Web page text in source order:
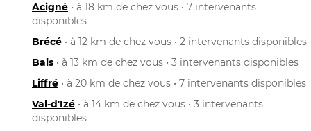
Acigné • à 18 km de chez vous • 7 intervenants
disponibles
Brécé • à 12 km de chez vous • 2 intervenants disponibles
Bais • à 13 km de chez vous • 3 intervenants disponibles
Liffré • à 20 km de chez vous • 7 intervenants disponibles
Val-d'Izé • à 14 km de chez vous • 3 intervenants
disponibles